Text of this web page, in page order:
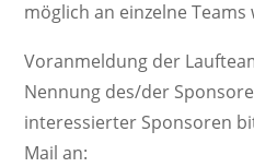
möglich an einzelne
Voranmeldung der
Nennung des/der
interessierter Sponsoren
Mail an: